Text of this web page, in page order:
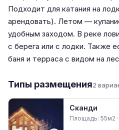
Подходит для катания на
арендовать). Летом —
удобным заходом. В реке
с берега или с лодки. Также
баня и терраса с видом на
Типы размещения2
Сканди
Площадь: 55м2